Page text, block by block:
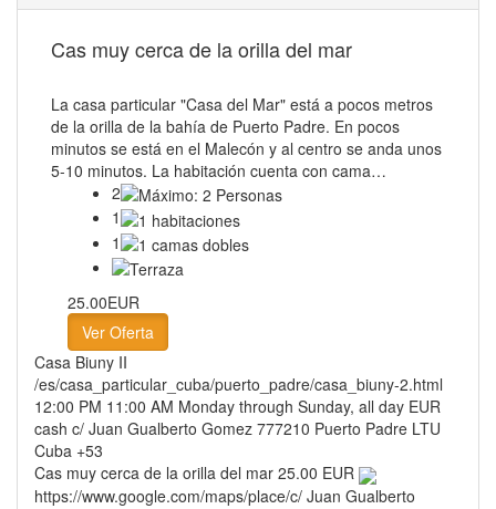
Cas muy cerca de la orilla del mar
La casa particular "Casa del Mar" está a pocos metros
de la orilla de la bahía de Puerto Padre. En pocos
minutos se está en el Malecón y al centro se anda unos
5-10 minutos. La habitación cuenta con cama…
2
1
1
25.00EUR
Ver Oferta
Casa Biuny II
/es/casa_particular_cuba/puerto_padre/casa_biuny-2.html
12:00 PM 11:00 AM Monday through Sunday, all day EUR
cash c/ Juan Gualberto Gomez 777210 Puerto Padre LTU
Cuba +53
Cas muy cerca de la orilla del mar 25.00 EUR
https://www.google.com/maps/place/c/ Juan Gualberto